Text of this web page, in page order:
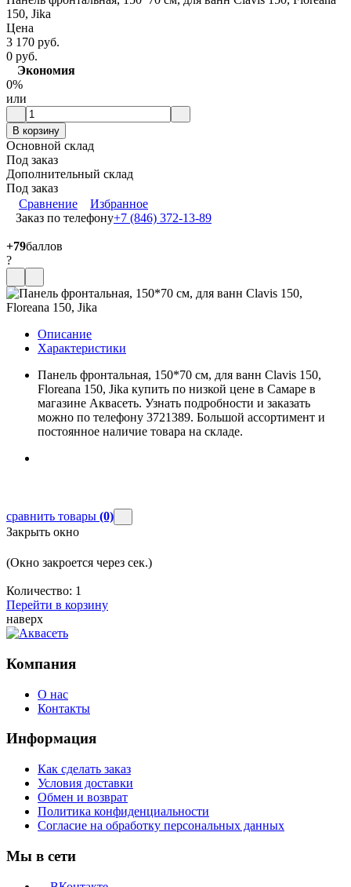
150, Jika
Цена
3 170 руб.
0 руб.
Экономия
0%
или
В корзину
Основной склад
Под заказ
Дополнительный склад
Под заказ
Сравнение
Избранное
Заказ по телефону+7 (846) 372-13-89
+79баллов
?
Описание
Характеристики
Панель фронтальная, 150*70 cм, для ванн Clavis 150,
Floreana 150, Jika купить по низкой цене в Самаре в
магазине Аквасеть. Узнать подробности и заказать
можно по телефону 3721389. Большой ассортимент и
постоянное наличие товара на складе.
сравнить товары (0)
Закрыть окно
(Окно закроется через сек.)
Количество: 1
Перейти в корзину
наверх
Компания
О нас
Контакты
Информация
Как сделать заказ
Условия доставки
Обмен и возврат
Политика конфиденциальности
Согласие на обработку персональных данных
Мы в сети